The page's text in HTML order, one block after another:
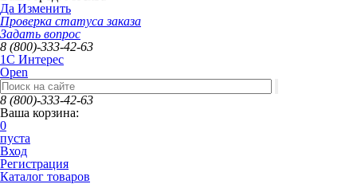
Да Изменить
Проверка статуса заказа
Задать вопрос
8 (800)-333-42-63
1C Интерес
Open
8 (800)-333-42-63
Ваша корзина:
0
пуста
Вход
Регистрация
Каталог товаров